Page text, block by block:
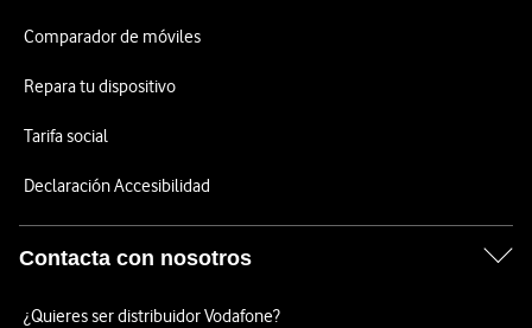
Comparador de móviles
Repara tu dispositivo
Tarifa social
Declaración Accesibilidad
Contacta con nosotros
¿Quieres ser distribuidor Vodafone?